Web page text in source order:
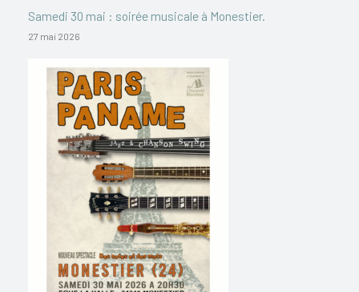
Samedi 30 mai : soirée musicale à Monestier.
27 mai 2026